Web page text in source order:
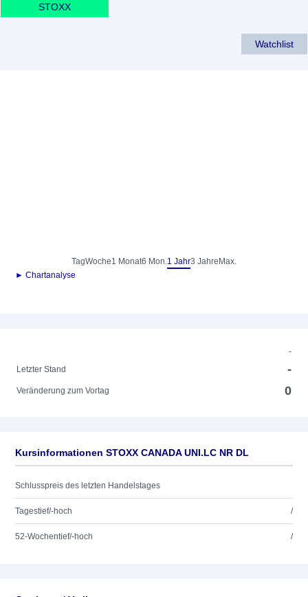
STOXX
Watchlist
TagWoche1 Monat6 Mon.1 Jahr3 Jahre Max.
► Chartanalyse
-
Letzter Stand
-
Veränderung zum Vortag 0
Kursinformationen STOXX CANADA UNI.LC NR DL
Schlusspreis des letzten Handelstages
Tagestief/-hoch /
52-Wochentief/-hoch /